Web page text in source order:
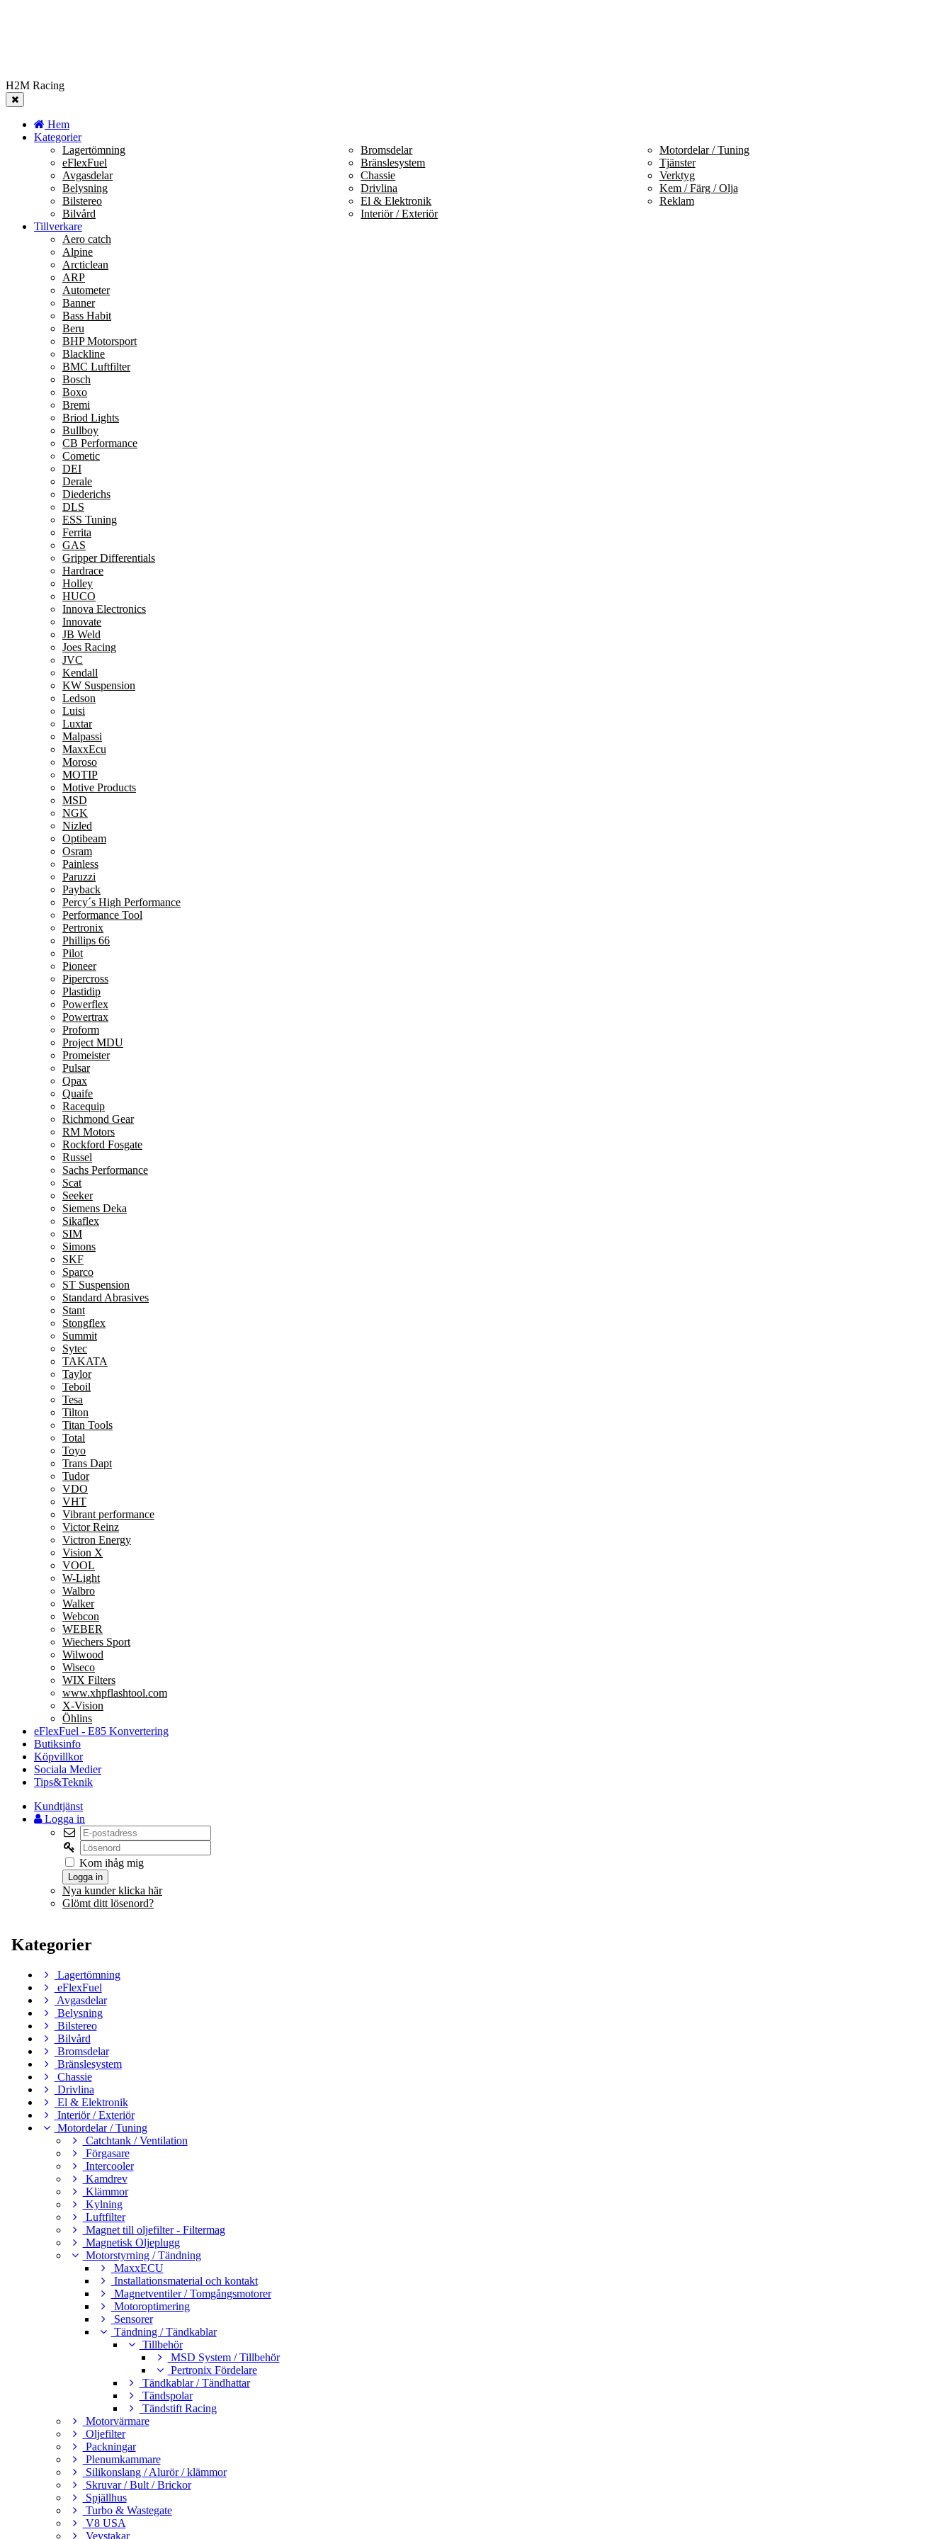
H2M Racing
Hem
Kategorier
Lagertömning
eFlexFuel
Avgasdelar
Belysning
Bilstereo
Bilvård
Bromsdelar
Bränslesystem
Chassie
Drivlina
El & Elektronik
Interiör / Exteriör
Motordelar / Tuning
Tjänster
Verktyg
Kem / Färg / Olja
Reklam
Tillverkare
Aero catch
Alpine
Arcticlean
ARP
Autometer
Banner
Bass Habit
Beru
BHP Motorsport
Blackline
BMC Luftfilter
Bosch
Boxo
Bremi
Briod Lights
Bullboy
CB Performance
Cometic
DEI
Derale
Diederichs
DLS
ESS Tuning
Ferrita
GAS
Gripper Differentials
Hardrace
Holley
HUCO
Innova Electronics
Innovate
JB Weld
Joes Racing
JVC
Kendall
KW Suspension
Ledson
Luisi
Luxtar
Malpassi
MaxxEcu
Moroso
MOTIP
Motive Products
MSD
NGK
Nizled
Optibeam
Osram
Painless
Paruzzi
Payback
Percy´s High Performance
Performance Tool
Pertronix
Phillips 66
Pilot
Pioneer
Pipercross
Plastidip
Powerflex
Powertrax
Proform
Project MDU
Promeister
Pulsar
Qpax
Quaife
Racequip
Richmond Gear
RM Motors
Rockford Fosgate
Russel
Sachs Performance
Scat
Seeker
Siemens Deka
Sikaflex
SIM
Simons
SKF
Sparco
ST Suspension
Standard Abrasives
Stant
Stongflex
Summit
Sytec
TAKATA
Taylor
Teboil
Tesa
Tilton
Titan Tools
Total
Toyo
Trans Dapt
Tudor
VDO
VHT
Vibrant performance
Victor Reinz
Victron Energy
Vision X
VOOL
W-Light
Walbro
Walker
Webcon
WEBER
Wiechers Sport
Wilwood
Wiseco
WIX Filters
www.xhpflashtool.com
X-Vision
Öhlins
eFlexFuel - E85 Konvertering
Butiksinfo
Köpvillkor
Sociala Medier
Tips&Teknik
Kundtjänst
Logga in
Kom ihåg mig
Logga in
Nya kunder klicka här
Glömt ditt lösenord?
Kategorier
Lagertömning
eFlexFuel
Avgasdelar
Belysning
Bilstereo
Bilvård
Bromsdelar
Bränslesystem
Chassie
Drivlina
El & Elektronik
Interiör / Exteriör
Motordelar / Tuning
Catchtank / Ventilation
Förgasare
Intercooler
Kamdrev
Klämmor
Kylning
Luftfilter
Magnet till oljefilter - Filtermag
Magnetisk Oljeplugg
Motorstyrning / Tändning
MaxxECU
Installationsmaterial och kontakt
Magnetventiler / Tomgångsmotorer
Motoroptimering
Sensorer
Tändning / Tändkablar
Tillbehör
MSD System / Tillbehör
Pertronix Fördelare
Tändkablar / Tändhattar
Tändspolar
Tändstift Racing
Motorvärmare
Oljefilter
Packningar
Plenumkammare
Silikonslang / Alurör / klämmor
Skruvar / Bult / Brickor
Spjällhus
Turbo & Wastegate
V8 USA
Vevstakar